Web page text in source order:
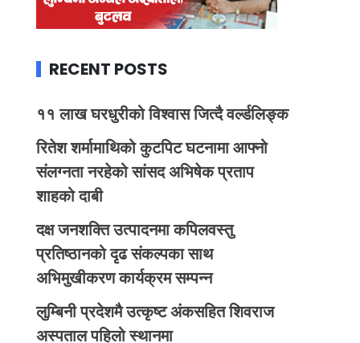
RECENT POSTS
११ लाख घरधुरीको विश्वास जित्दै वर्ल्डलिङ्क
रितेश शर्मामाथिको कुटपिट घटनामा आफ्नो
संलग्नता नरहेको सांसद अभिषेक प्रताप
शाहको दाबी
दक्ष जनशक्ति उत्पादनमा कपिलवस्तु
प्रतिष्ठानको दृढ संकल्पका साथ
अभिमुखीकरण कार्यक्रम सम्पन्न
लुम्बिनी प्रदेशमै उत्कृष्ट अंकसहित शिवराज
अस्पताल पहिलो स्थानमा